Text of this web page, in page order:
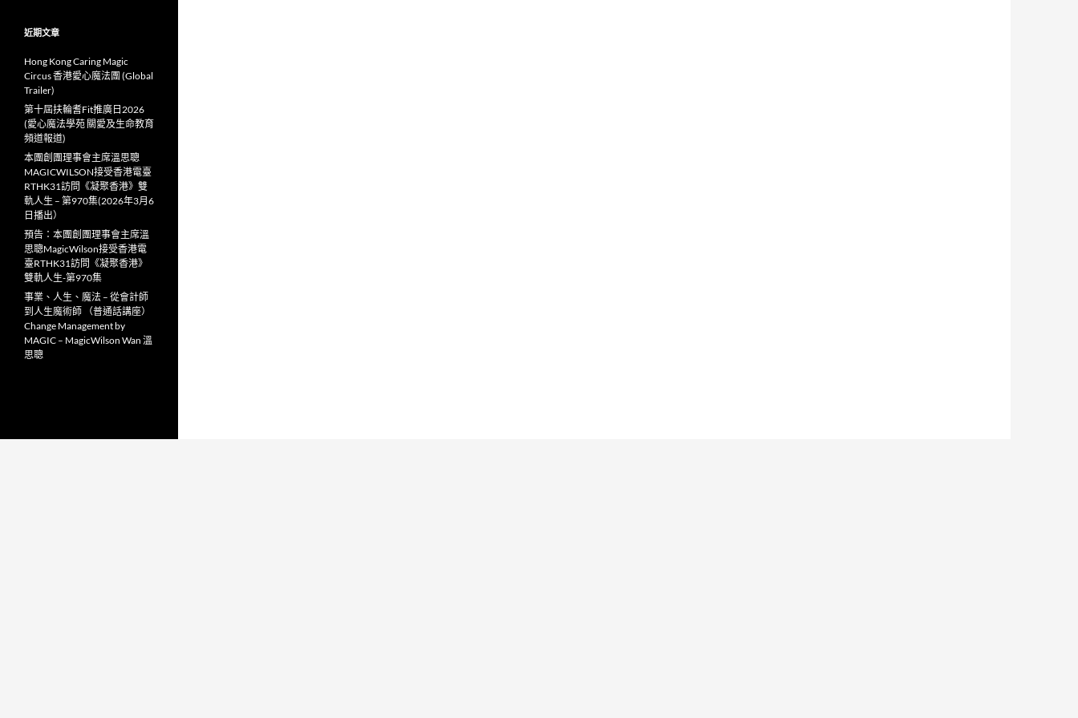
近期文章
Hong Kong Caring Magic
Circus 香港愛心魔法團 (Global
Trailer)
第十屆扶輪耆Fit推廣日2026
(愛心魔法學苑 關愛及生命教育
頻道報道)
本團創團理事會主席溫思聰
MAGICWILSON接受香港電臺
RTHK31訪問《凝聚香港》雙
軌人生 – 第970集(2026年3月6
日播出）
預告：本團創團理事會主席溫
思聰MagicWilson接受香港電
臺RTHK31訪問《凝聚香港》
雙軌人生-第970集
事業、人生、魔法 – 從會計師
到人生魔術師 （普通話講座）
Change Management by
MAGIC – MagicWilson Wan 溫
思聰